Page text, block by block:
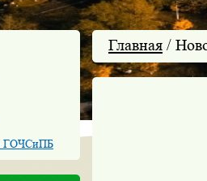
ГОЧСиПБ
Главная /